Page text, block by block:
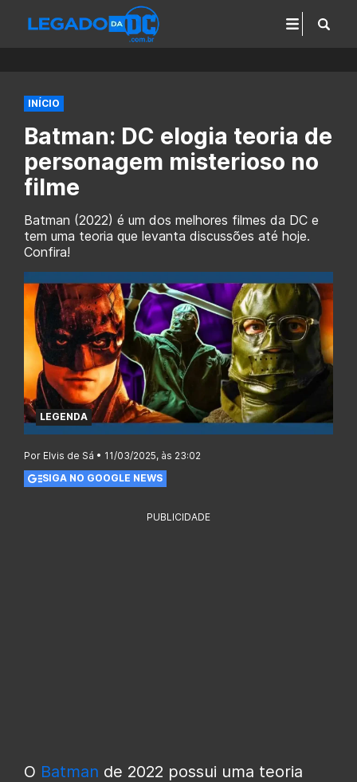
INÍCIO
Batman: DC elogia teoria de
personagem misterioso no
filme
Batman (2022) é um dos melhores filmes da DC e
tem uma teoria que levanta discussões até hoje.
Confira!
LEGENDA
Por Elvis de Sá • 11/03/2025, às 23:02
SIGA NO GOOGLE NEWS
PUBLICIDADE
O Batman de 2022 possui uma teoria